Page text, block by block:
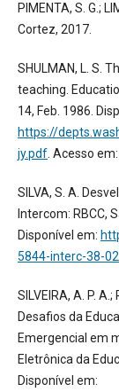
PIMENTA, S. G.;
Cortez, 2017.
SHULMAN, L. S.
teaching.
14, Feb. 1986.
https://
jy.pdf. Acesso em:
SILVA, S. A.
Intercom: RBCC,
Disponível em:
5844-interc-38-
SILVEIRA, A. P. A.;
Desafios da
Emergencial em
Eletrônica da
Disponível em: